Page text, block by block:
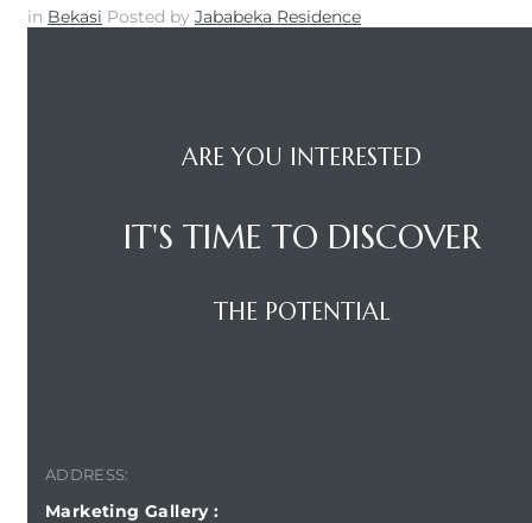
in Bekasi Posted by Jababeka Residence
ARE YOU INTERESTED
IT'S TIME TO DISCOVER
THE POTENTIAL
ADDRESS:
Marketing Gallery :